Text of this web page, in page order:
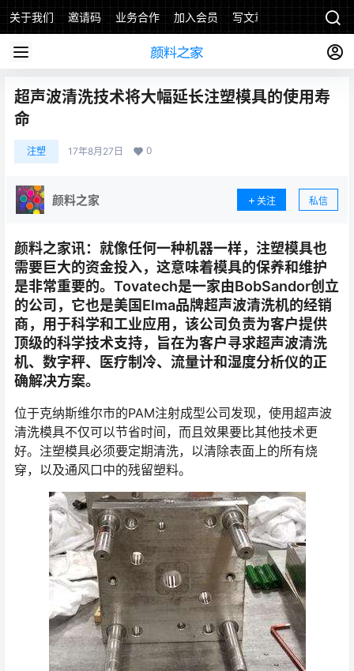
关于我们 邀请码 业务合作 加入会员 写文章
超声波清洗技术将大幅延长注塑模具的使用寿
命
注塑 17年8月27日 0
颜料之家 关注 私信
颜料之家讯：就像任何一种机器一样，注塑模具也
需要巨大的资金投入，这意味着模具的保养和维护
是非常重要的。Tovatech是一家由BobSandor创立
的公司，它也是美国Elma品牌超声波清洗机的经销
商，用于科学和工业应用，该公司负责为客户提供
顶级的科学技术支持，旨在为客户寻求超声波清洗
机、数字秤、医疗制冷、流量计和湿度分析仪的正
确解决方案。
位于克纳斯维尔市的PAM注射成型公司发现，使用超声波
清洗模具不仅可以节省时间，而且效果要比其他技术更
好。注塑模具必须要定期清洗，以清除表面上的所有烧
穿，以及通风口中的残留塑料。